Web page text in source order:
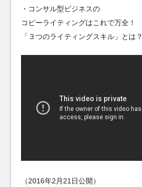
・コンサル型ビジネスの
コピーライティングはこれで万全！
「３つのライティングスキル」とは？
（2016年2月21日公開）